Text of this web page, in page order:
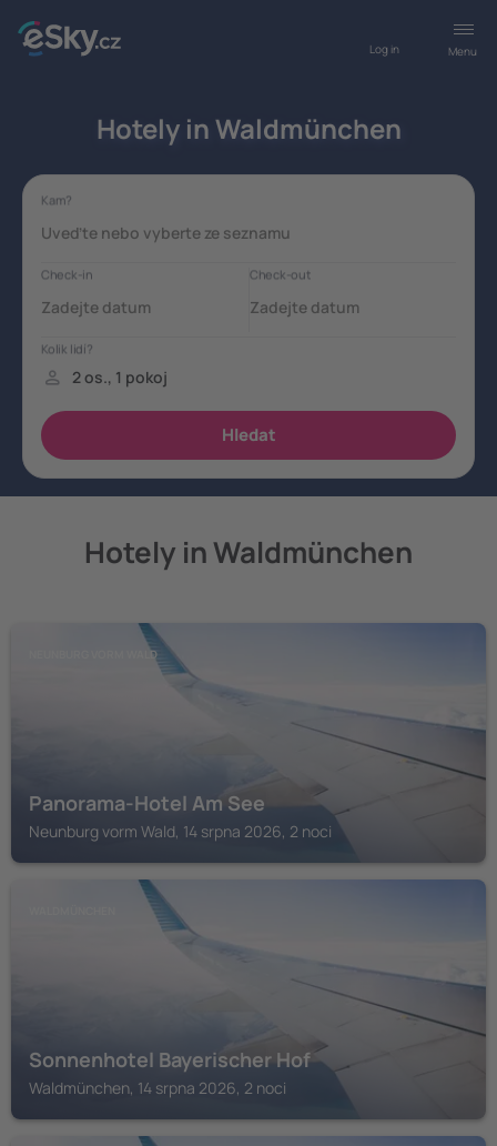
Menu
Log in
Hotely in Waldmünchen
Hotely in Waldmünchen
NEUNBURG VORM WALD
Panorama-Hotel Am See
Neunburg vorm Wald, 14 srpna 2026, 2 noci
Sonnenhotel Bayerischer Hof
Waldmünchen, 14 srpna 2026, 2 noci